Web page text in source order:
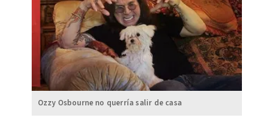
Ozzy Osbourne no querría salir de casa